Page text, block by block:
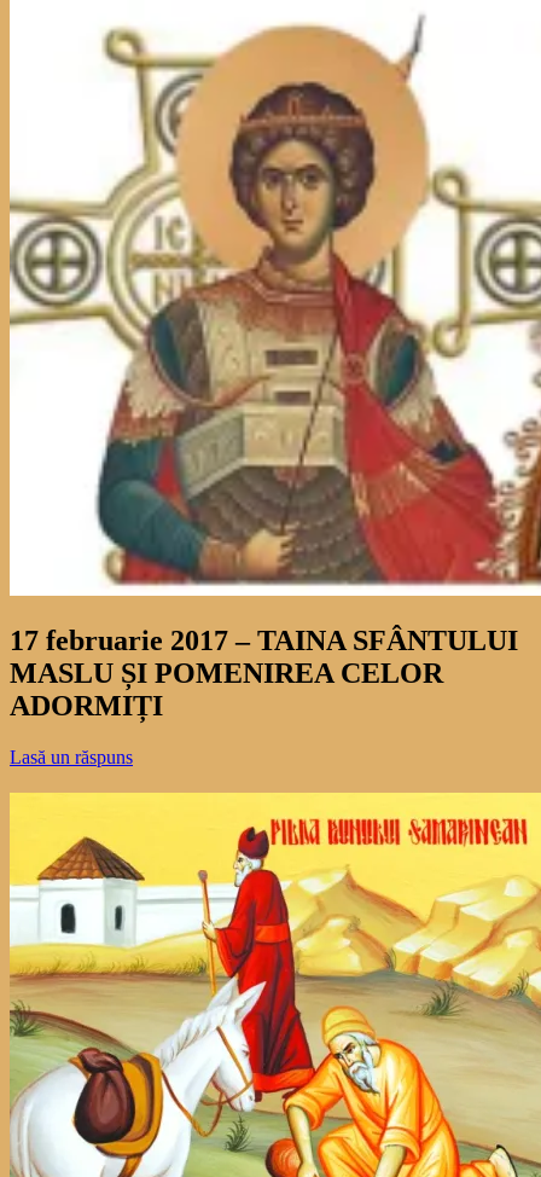
17 februarie 2017 – TAINA SFÂNTULUI
MASLU ȘI POMENIREA CELOR
ADORMIȚI
Lasă un răspuns